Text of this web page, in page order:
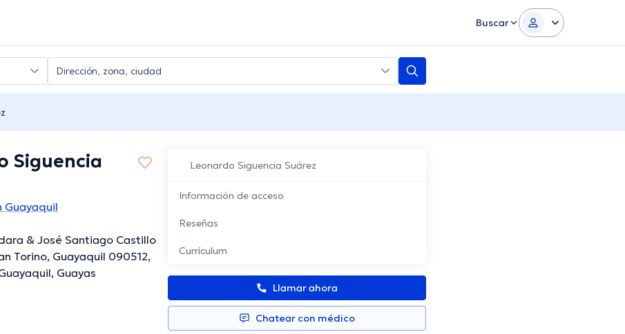
Buscar
Leonardo Siguencia Suárez
Información de acceso
Reseñas
Currículum
Llamar ahora
Chatear con médico
Siguencia
Guayaquil
& José Santiago Castillo
Torino, Guayaquil 090512,
Guayas